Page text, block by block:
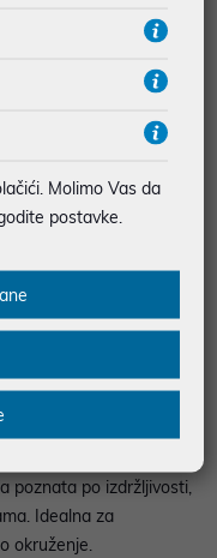
funkcionalnosti i
prijenosnika za
i gaming uređaja,
laptopa
laptopi
poznata po izdržljivosti,
Idealna za
okruženje.
Molimo Vas da
postavke.